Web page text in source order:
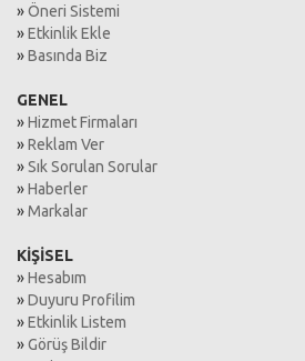
»Öneri Sistemi
»Etkinlik Ekle
»Basında Biz
GENEL
»Hizmet Firmaları
»Reklam Ver
»Sık Sorulan Sorular
»Haberler
»Markalar
KİŞİSEL
»Hesabım
»Duyuru Profilim
»Etkinlik Listem
»Görüş Bildir